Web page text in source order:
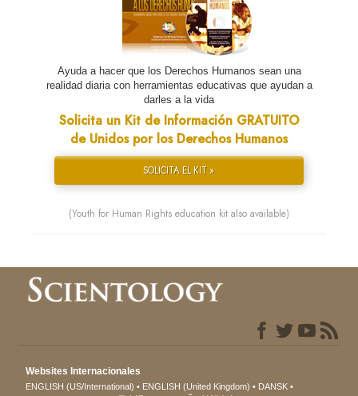
Ayuda a hacer que los Derechos Humanos sean una
realidad diaria con herramientas educativas que ayudan a
darles a la vida
Solicita un Kit de Información GRATUITO
de Unidos por los Derechos Humanos
SOLICITA EL KIT »
(Youth for Human Rights education kit also available)
Websites Internacionales
ENGLISH (US/International) ENGLISH (United Kingdom)
DANSK